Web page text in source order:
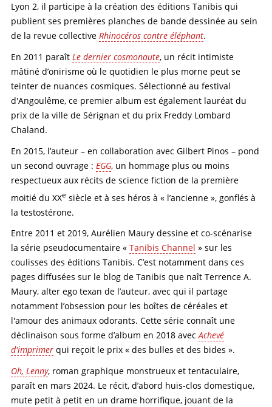
Lyon 2, il participe à la création des éditions Tanibis qui
publient ses premières planches de bande dessinée au sein
de la revue collectiveRhinocéros contre éléphant.
En 2011 paraîtLe dernier cosmonaute, un récit intimiste
mâtiné d’onirisme où le quotidien le plus morne peut se
teinter de nuances cosmiques. Sélectionné au festival
d'Angoulême, ce premier album est également lauréat du
prix de la ville de Sérignan et du prix Freddy Lombard
Chaland.
En 2015, l’auteur – en collaboration avec Gilbert Pinos – pond
un second ouvrage : EGG, un hommage plus ou moins
respectueux aux récits de science fiction de la première
moitié du XXe siècle et à ses héros à « l’ancienne », gonflés à
la testostérone.
Entre 2011 et 2019, Aurélien Maury dessine et co-scénarise
la série pseudocumentaire «Tanibis Channel » sur les
coulisses des éditions Tanibis. C’est notamment dans ces
pages diffusées sur le blog de Tanibis que naît Terrence A.
Maury, alter ego texan de l’auteur, avec qui il partage
notamment l’obsession pour les boîtes de céréales et
l'amour des animaux odorants. Cette série connaît une
déclinaison sous forme d’album en 2018 avecAchevé
d'imprimer qui reçoit le prix « des bulles et des bides ».
Oh, Lenny, roman graphique monstrueux et tentaculaire,
paraît en mars 2024. Le récit, d’abord huis-clos domestique,
mute petit à petit en un drame horrifique, jouant de la